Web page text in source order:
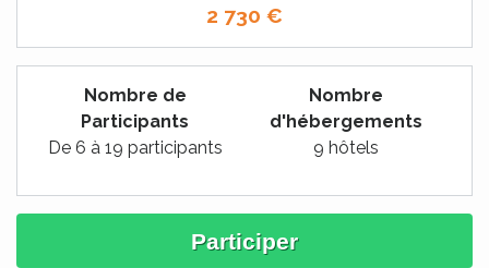
2 730 €
Nombre de
Participants
De 6 à 19 participants
Nombre
d'hébergements
9 hôtels
Participer